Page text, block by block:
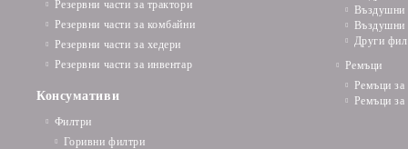
Резервни части за трактори
Резервни части за комбайни
Резервни части за хедери
Резервни части за инвентар
Консумативи
Филтри
Горивни филтри
Въздушни
Въздушни
Други
Ремъци
Ремъци за
Ремъци